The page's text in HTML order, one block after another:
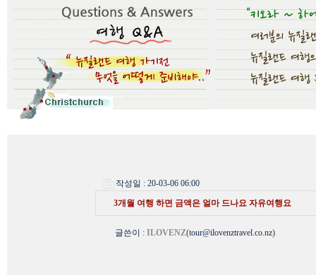
작성일 : 20-03-06 06:00
3개월 여행 하면 금액은 얼마 드나요 자유여행요
글쓴이 : ILOVENZ(tour@ilovenztravel.co.nz)